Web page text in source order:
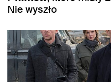
Nie wyszło